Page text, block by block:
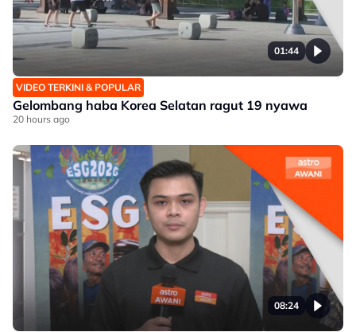
01:44
VIDEO TERKINI & POPULAR
Gelombang haba Korea Selatan ragut 19 nyawa
20 hours ago
08:24